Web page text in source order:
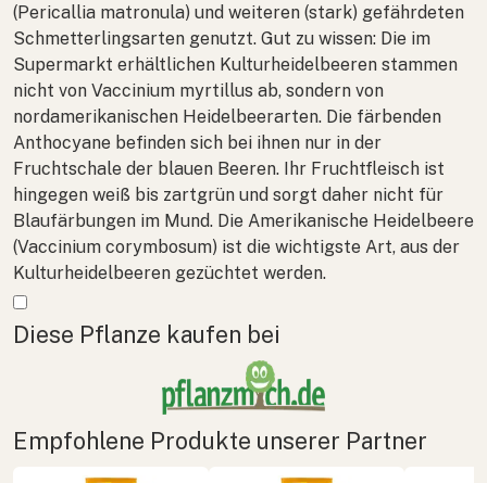
(Pericallia matronula) und weiteren (stark) gefährdeten
Schmetterlingsarten genutzt. Gut zu wissen: Die im
Supermarkt erhältlichen Kulturheidelbeeren stammen
nicht von Vaccinium myrtillus ab, sondern von
nordamerikanischen Heidelbeerarten. Die färbenden
Anthocyane befinden sich bei ihnen nur in der
Fruchtschale der blauen Beeren. Ihr Fruchtfleisch ist
hingegen weiß bis zartgrün und sorgt daher nicht für
Blaufärbungen im Mund. Die Amerikanische Heidelbeere
(Vaccinium corymbosum) ist die wichtigste Art, aus der
Kulturheidelbeeren gezüchtet werden.
Mehr anzeigen
Diese Pflanze kaufen bei
Empfohlene Produkte unserer Partner